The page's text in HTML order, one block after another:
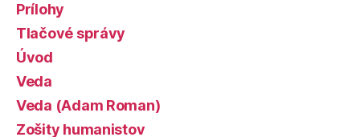
Prílohy
Tlačové správy
Úvod
Veda
Veda (Adam Roman)
Zošity humanistov